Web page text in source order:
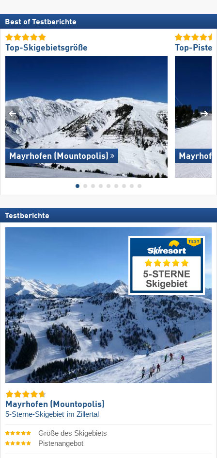
Best of Testberichte
Top-Skigebietsgröße
Mayrhofen (Mountopolis)
Top-
Testberichte
Mayrhofen (Mountopolis)
5-Sterne-Skigebiet im Zillertal
Größe des Skigebiets
Pistenangebot